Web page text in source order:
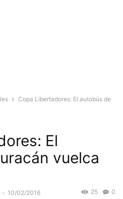
Copa Libertadores: El autobús de
El
vuelca
- 10/02/2016 0
25